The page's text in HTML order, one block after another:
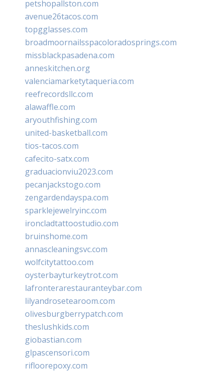
petshopallston.com
avenue26tacos.com
topgglasses.com
broadmoornailsspacoloradosprings.com
missblackpasadena.com
anneskitchen.org
valenciamarketytaqueria.com
reefrecordsllc.com
alawaffle.com
aryouthfishing.com
united-basketball.com
tios-tacos.com
cafecito-satx.com
graduacionviu2023.com
pecanjackstogo.com
zengardendayspa.com
sparklejewelryinc.com
ironcladtattoostudio.com
bruinshome.com
annascleaningsvc.com
wolfcitytattoo.com
oysterbayturkeytrot.com
lafronterarestauranteybar.com
lilyandrosetearoom.com
olivesburgberrypatch.com
theslushkids.com
giobastian.com
glpascensori.com
rifloorepoxy.com